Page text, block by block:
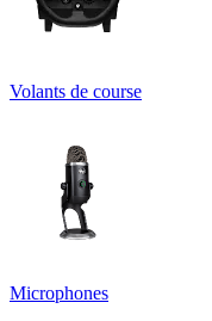
Volants de course
Microphones